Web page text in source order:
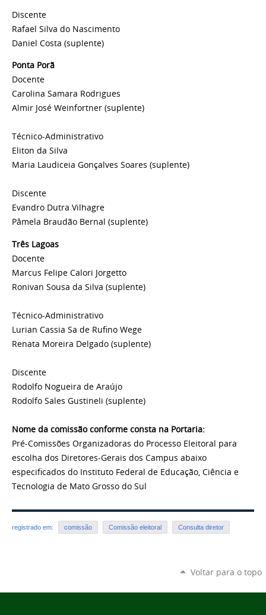
Discente
Rafael Silva do Nascimento
Daniel Costa (suplente)
Ponta Porã
Docente
Carolina Samara Rodrigues
Almir José Weinfortner (suplente)
Técnico-Administrativo
Eliton da Silva
Maria Laudiceia Gonçalves Soares (suplente)
Discente
Evandro Dutra Vilhagre
Pâmela Braudão Bernal (suplente)
Três Lagoas
Docente
Marcus Felipe Calori Jorgetto
Ronivan Sousa da Silva (suplente)
Técnico-Administrativo
Lurian Cassia Sa de Rufino Wege
Renata Moreira Delgado (suplente)
Discente
Rodolfo Nogueira de Araújo
Rodolfo Sales Gustineli (suplente)
Nome da comissão conforme consta na Portaria:
Pré-Comissões Organizadoras do Processo Eleitoral para
escolha dos Diretores-Gerais dos Campus abaixo
especificados do Instituto Federal de Educação, Ciência e
Tecnologia de Mato Grosso do Sul
registrado em: comissão Comissão eleitoral Consulta diretor
Voltar para o topo